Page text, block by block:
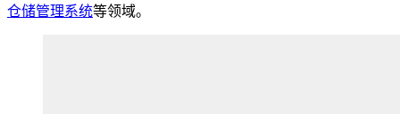
仓储管理系统等领域。